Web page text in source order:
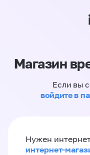
Магазин
Если вы
войдите в
Нужен
интернет-